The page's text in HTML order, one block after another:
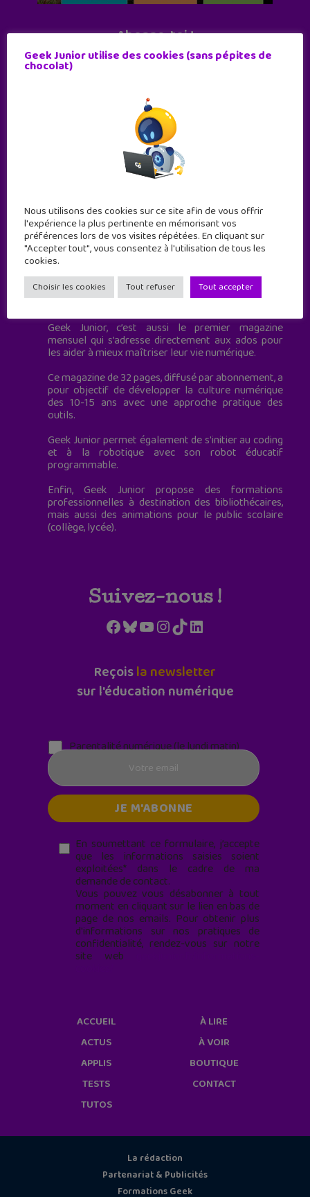
Abonne-toi !
11 numéros par an
JE M'ABONNE !
Geek Junior est le premier site de culture numérique
à destination des adolescents.
Geek Junior, c’est aussi le premier magazine
mensuel qui s’adresse directement aux ados pour
les aider à mieux maîtriser leur vie numérique.
Ce magazine de 32 pages, diffusé par abonnement, a
pour objectif de développer la culture numérique
des 10-15 ans avec une approche pratique des
outils.
Geek Junior permet également de s'initier au coding
et à la robotique avec son robot éducatif
programmable.
Enfin, Geek Junior propose des formations
professionnelles à destination des bibliothécaires,
mais aussi des animations pour le public scolaire
(collège, lycée).
Suivez-nous !
Facebook
Bluesky
YouTube
Instagram
TikTokLinkedIn
Reçoisla newsletter
sur l'éducation numérique
Parentalité numérique (le lundi matin)
En soumettant ce formulaire, j’accepte
que les informations saisies soient
exploitées* dans le cadre de ma
demande de contact.
Vous pouvez vous désabonner à tout
moment en cliquant sur le lien en bas de
page de nos emails. Pour obtenir plus
d'informations sur nos pratiques de
confidentialité, rendez-vous sur notre
site web
Geek Junior utilise des cookies (sans pépites de
chocolat)
Nous utilisons des cookies sur ce site afin de vous offrir
l'expérience la plus pertinente en mémorisant vos
préférences lors de vos visites répétées. En cliquant sur
"Accepter tout", vous consentez à l'utilisation de tous les
cookies.
Choisir les cookies Tout refuser Tout accepter
ACCUEIL
ACTUS
APPLIS
TESTS
TUTOS
À LIRE
À VOIR
BOUTIQUE
CONTACT
La rédaction
Partenariat & Publicités
Formations Geek